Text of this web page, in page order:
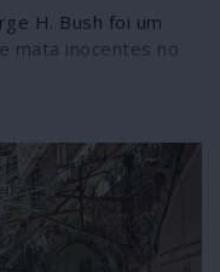
H. Bush foi um
mata inocentes no